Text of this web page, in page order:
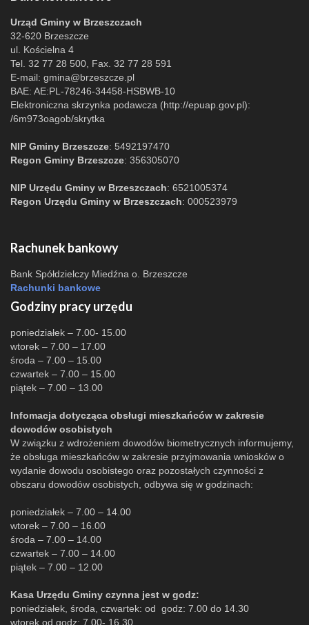
Urząd Gminy w Brzeszczach
32-620 Brzeszcze
ul. Kościelna 4
Tel. 32 77 28 500, Fax. 32 77 28 591
E-mail: gmina@brzeszcze.pl
BAE: AE:PL-78246-34458-HSBWB-10
Elektroniczna skrzynka podawcza (http://epuap.gov.pl):
/6m973oagob/skrytka
NIP Gminy Brzeszcze: 5492197470
Regon Gminy Brzeszcze: 356305070
NIP Urzędu Gminy w Brzeszczach: 6521005374
Regon Urzędu Gminy w Brzeszczach: 000523979
Rachunek bankowy
Bank Spółdzielczy Miedźna o. Brzeszcze
Rachunki bankowe
Godziny pracy urzędu
poniedziałek – 7.00- 15.00
wtorek – 7.00 – 17.00
środa – 7.00 – 15.00
czwartek – 7.00 – 15.00
piątek – 7.00 – 13.00
Infomacja dotycząca obsługi mieszkańców w zakresie
dowodów osobistych
W związku z wdrożeniem dowodów biometrycznych informujemy,
że obsługa mieszkańców w zakresie przyjmowania wniosków o
wydanie dowodu osobistego oraz pozostałych czynności z
obszaru dowodów osobistych, odbywa się w godzinach:
poniedziałek – 7.00 – 14.00
wtorek – 7.00 – 16.00
środa – 7.00 – 14.00
czwartek – 7.00 – 14.00
piątek – 7.00 – 12.00
Kasa Urzędu Gminy czynna jest w godz:
poniedziałek, środa, czwartek: od godz: 7.00 do 14.30
wtorek od godz: 7.00- 16.30